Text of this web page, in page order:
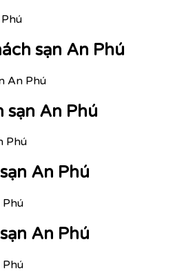
sạn An Phú
An Phú
sạn An Phú
Phú
An Phú
Phú
An Phú
Phú